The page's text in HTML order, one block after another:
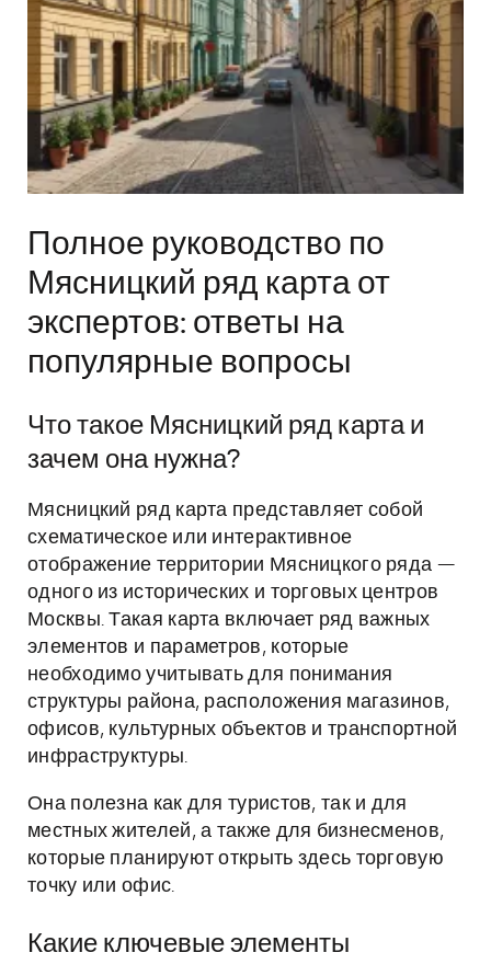
Полное руководство по
Мясницкий ряд карта от
экспертов: ответы на
популярные вопросы
Что такое Мясницкий ряд карта и
зачем она нужна?
Мясницкий ряд карта представляет собой
схематическое или интерактивное
отображение территории Мясницкого ряда —
одного из исторических и торговых центров
Москвы. Такая карта включает ряд важных
элементов и параметров, которые
необходимо учитывать для понимания
структуры района, расположения магазинов,
офисов, культурных объектов и транспортной
инфраструктуры.
Она полезна как для туристов, так и для
местных жителей, а также для бизнесменов,
которые планируют открыть здесь торговую
точку или офис.
Какие ключевые элементы